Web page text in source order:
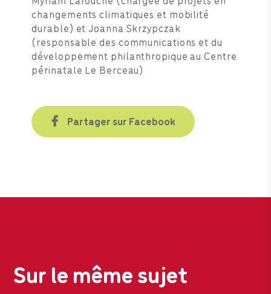
changements climatiques et mobilité
durable) et Joanna Skrzypczak
(responsable des communications et du
développement philanthropique au Centre
périnatale Le Berceau)
Partager sur Facebook
Sur le même sujet